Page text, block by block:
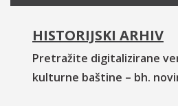
HISTORIJSKI ARHIV
Pretražite digitalizirane
kulturne baštine – bh.